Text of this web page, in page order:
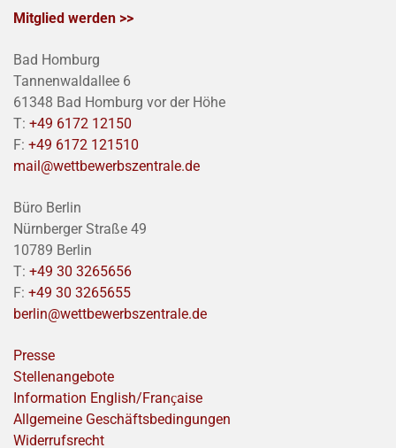
Mitglied werden >>
Bad Homburg
Tannenwaldallee 6
61348 Bad Homburg vor der Höhe
T: +49 6172 12150
F: +49 6172 121510
mail@wettbewerbszentrale.de
Büro Berlin
Nürnberger Straße 49
10789 Berlin
T: +49 30 3265656
F: +49 30 3265655
berlin@wettbewerbszentrale.de
Presse
Stellenangebote
Information English/Franҫaise
Allgemeine Geschäftsbedingungen
Widerrufsrecht